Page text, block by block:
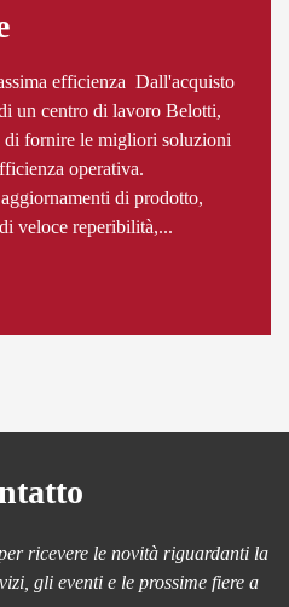
efficienza Dall'acquisto
un centro di lavoro Belotti,
fornire le migliori soluzioni
operativa.
di prodotto,
veloce reperibilità,...
ricevere le novità riguardanti la
gli eventi e le prossime fiere a